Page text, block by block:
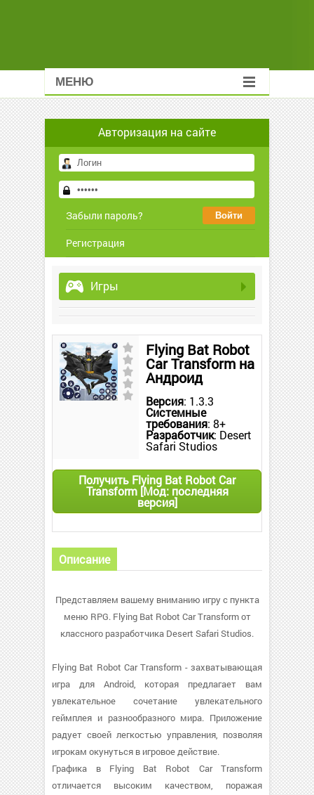
МЕНЮ
Авторизация на сайте
Забыли пароль?
Регистрация
Игры
Flying Bat Robot
Car Transform на
Андроид
Версия: 1.3.3
Системные
требования: 8+
Разработчик: Desert
Safari Studios
Получить Flying Bat Robot Car
Transform [Мод: последняя
версия]
Описание
Представляем вашему вниманию игру с пункта
меню RPG. Flying Bat Robot Car Transform от
классного разработчика Desert Safari Studios.
Flying Bat Robot Car Transform - захватывающая
игра для Android, которая предлагает вам
увлекательное сочетание увлекательного
геймплея и разнообразного мира. Приложение
радует своей легкостью управления, позволяя
игрокам окунуться в игровое действие.
Графика в Flying Bat Robot Car Transform
отличается высоким качеством, поражая